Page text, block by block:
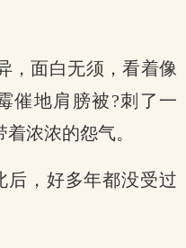
，面白无须，看着像
催地肩膀被?刺了一
浓浓的怨气。
后，好多年都没受过